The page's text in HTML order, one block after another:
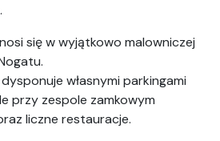
się w wyjątkowo malowniczej
własnymi parkingami
przy zespole zamkowym
liczne restauracje.